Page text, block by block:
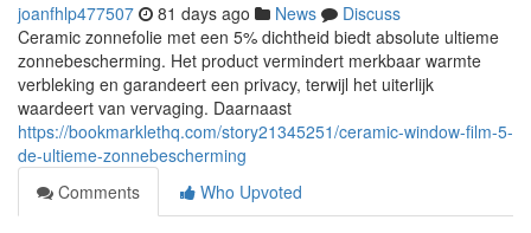
joanfhlp477507 81 days ago News
Discuss
Ceramic zonnefolie met een 5% dichtheid biedt absolute ultieme
zonnebescherming. Het product vermindert merkbaar warmte
verbleking en garandeert een privacy, terwijl het uiterlijk
waardeert van vervaging. Daarnaast
https://bookmarklethq.com/story21345251/ceramic-window-film-5-
de-ultieme-zonnebescherming
Comments
Who Upvoted